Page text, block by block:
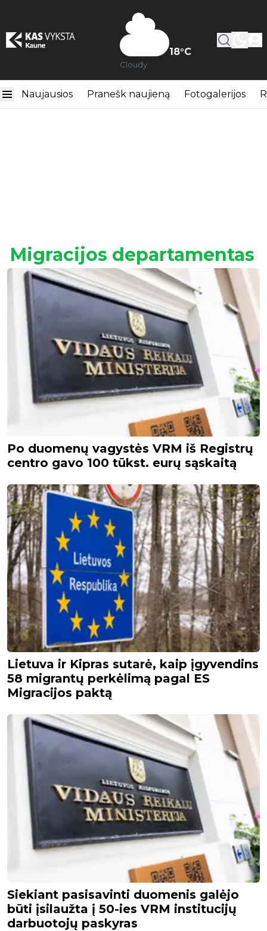
18°C
Cloudy
Naujausios Pranešk naujieną Fotogalerijos
Migracijos departamentas
Po duomenų vagystės VRM iš Registrų
centro gavo 100 tūkst. eurų sąskaitą
Lietuva ir Kipras sutarė, kaip įgyvendins
58 migrantų perkėlimą pagal ES
Migracijos paktą
Siekiant pasisavinti duomenis galėjo
būti įsilaužta į 50-ies VRM institucijų
darbuotojų paskyras